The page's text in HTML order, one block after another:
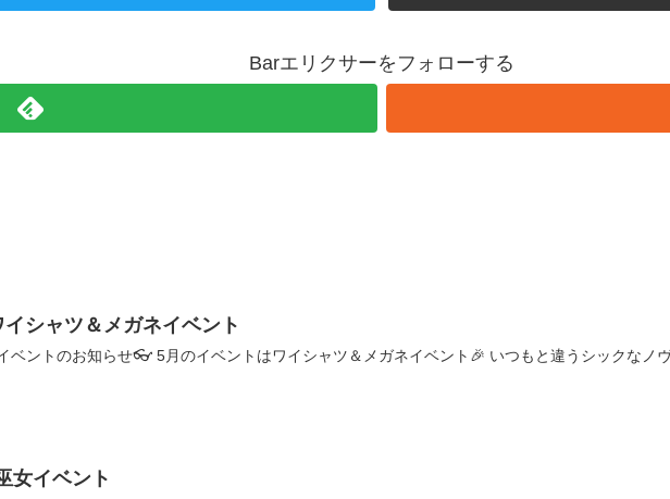
Barエリクサーをフォローする
シャツ＆メガネイベント
ベントのお知らせ👓 5月のイベントはワイシャツ＆メガネイベント🎉 いつもと違うシックなノ
女イベント